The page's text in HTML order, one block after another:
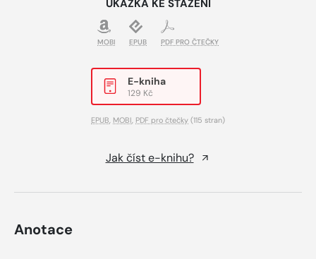
UKÁZKA KE STAŽENÍ
MOBI EPUB PDF PRO ČTEČKY
E-kniha
129 Kč
EPUB MOBI PDF pro čtečky (115 stran)
Jak číst e-knihu?
Anotace